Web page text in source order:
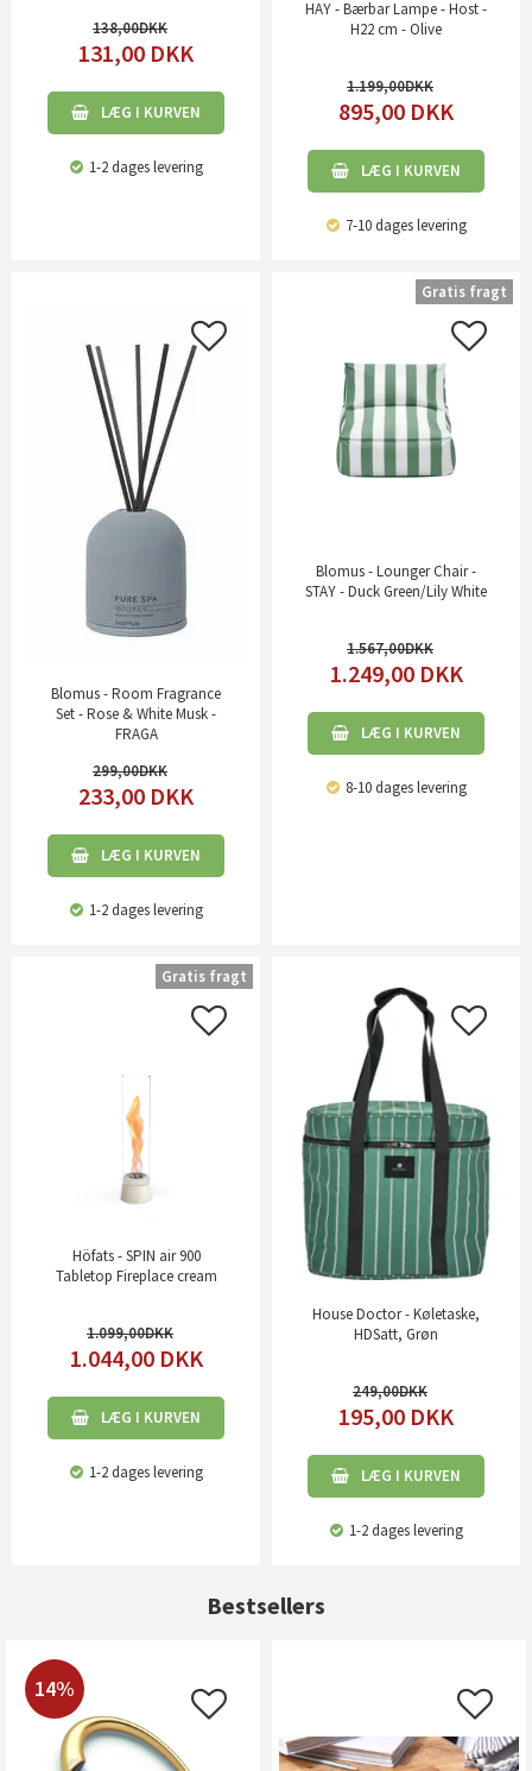
138,00
131,00 DKK
LÆG I KURVEN
1-2 dages levering
HAY - Bærbar Lampe - Host -
H22 cm - Olive
1.199,00
895,00 DKK
LÆG I KURVEN
7-10 dages levering
Blomus - Room Fragrance
Set - Rose & White Musk -
FRAGA
299,00
233,00 DKK
LÆG I KURVEN
1-2 dages levering
Blomus - Lounger Chair -
STAY - Duck Green/Lily White
1.567,00
1.249,00 DKK
LÆG I KURVEN
8-10 dages levering
Gratis fragt
Höfats - SPIN air 900
Tabletop Fireplace cream
1.099,00
1.044,00 DKK
LÆG I KURVEN
1-2 dages levering
Gratis fragt
House Doctor - Køletaske,
HDSatt, Grøn
249,00
195,00 DKK
LÆG I KURVEN
1-2 dages levering
Bestsellers
14%